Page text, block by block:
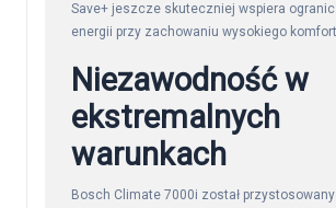
Save+ jeszcze skuteczniej wspiera
energii przy zachowaniu wysokiego
Niezawodność w
ekstremalnych
warunkach
Bosch Climate 7000i został